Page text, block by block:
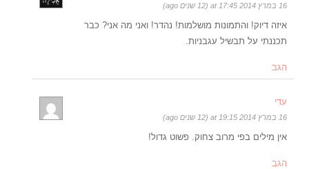
16 במרץ 2014 at 17:45 (12 שנים ago)
איזה דיוק! והתמונות מושלמות! נהדר! ואני מה אני? כבר
תכננתי על תבשיל עגבניות.
הגב
עדי
16 במרץ 2014 at 19:15 (12 שנים ago)
אין מילים בפי מרוב צחוק. פשוט גדול!
הגב